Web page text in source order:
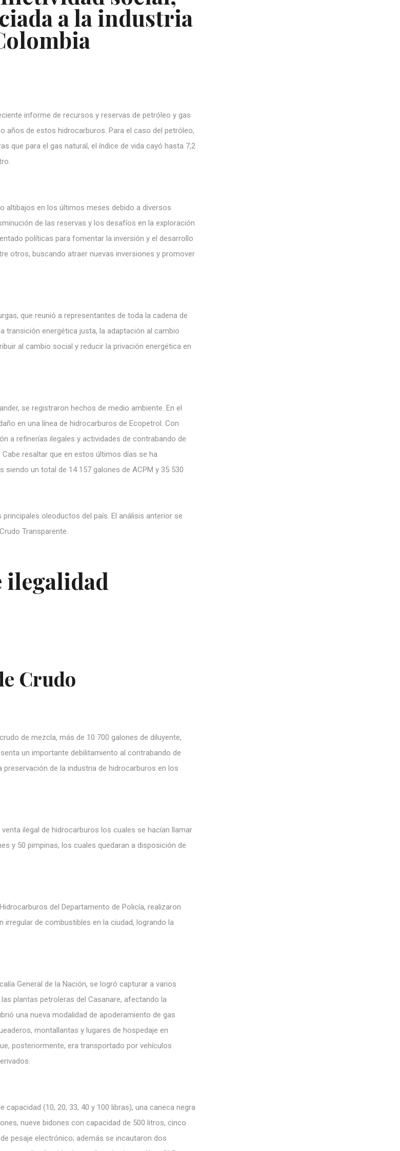
a la industria
informe de recursos y reservas de petróleo y gas
años de estos hidrocarburos. Para el caso del petróleo,
que para el gas natural, el índice de vida cayó hasta 7,2
altibajos en los últimos meses debido a diversos
de las reservas y los desafíos en la exploración
políticas para fomentar la inversión y el desarrollo
otros, buscando atraer nuevas inversiones y promover
que reunió a representantes de toda la cadena de
transición energética justa, la adaptación al cambio
al cambio social y reducir la privación energética en
se registraron hechos de medio ambiente. En el
en una línea de hidrocarburos de Ecopetrol. Con
a refinerías ilegales y actividades de contrabando de
resaltar que en estos últimos días se ha
un total de 14 157 galones de ACPM y 35 530
oleoductos del país. El análisis anterior se
Transparente.
ilegalidad
Crudo
de mezcla, más de 10 700 galones de diluyente,
un importante debilitamiento al contrabando de
de la industria de hidrocarburos en los
ilegal de hidrocarburos los cuales se hacían llamar
y 50 pimpinas, los cuales quedaran a disposición de
del Departamento de Policía, realizaron
de combustibles en la ciudad, logrando la
General de la Nación, se logró capturar a varios
plantas petroleras del Casanare, afectando la
una nueva modalidad de apoderamiento de gas
montallantas y lugares de hospedaje en
posteriormente, era transportado por vehículos
(10, 20, 33, 40 y 100 libras), una caneca negra
nueve bidones con capacidad de 500 litros, cinco
pesaje electrónico; además se incautaron dos